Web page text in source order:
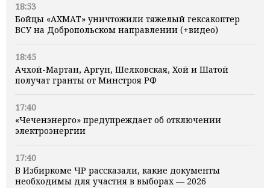
18:53
Бойцы «АХМАТ» уничтожили тяжелый гексакоптер
ВСУ на Добропольском направлении (+видео)
18:45
Ачхой-Мартан, Аргун, Шелковская, Хой и Шатой
получат гранты от Минстроя РФ
17:40
«Чеченэнерго» предупреждает об отключении
электроэнергии
17:40
В Избиркоме ЧР рассказали, какие документы
необходимы для участия в выборах — 2026